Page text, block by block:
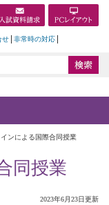
せ 非常時の対応
ンによる国際合同授業
同授業
2023年6月23日更新